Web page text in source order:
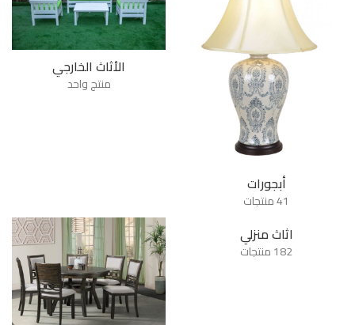
أبجورات
41 منتجات
الأثاث الخارجي
منتج واحد
اثاث منزلي
182 منتجات